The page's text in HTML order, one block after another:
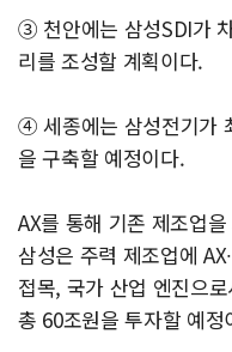
③ 천안에는 삼성SDI가
리를 조성할 계획이다.
④ 세종에는 삼성전기가
을 구축할 예정이다.
AX를 통해 기존 제조업
삼성은 주력 제조업에
접목, 국가 산업 엔진으
총 60조원을 투자할 예정